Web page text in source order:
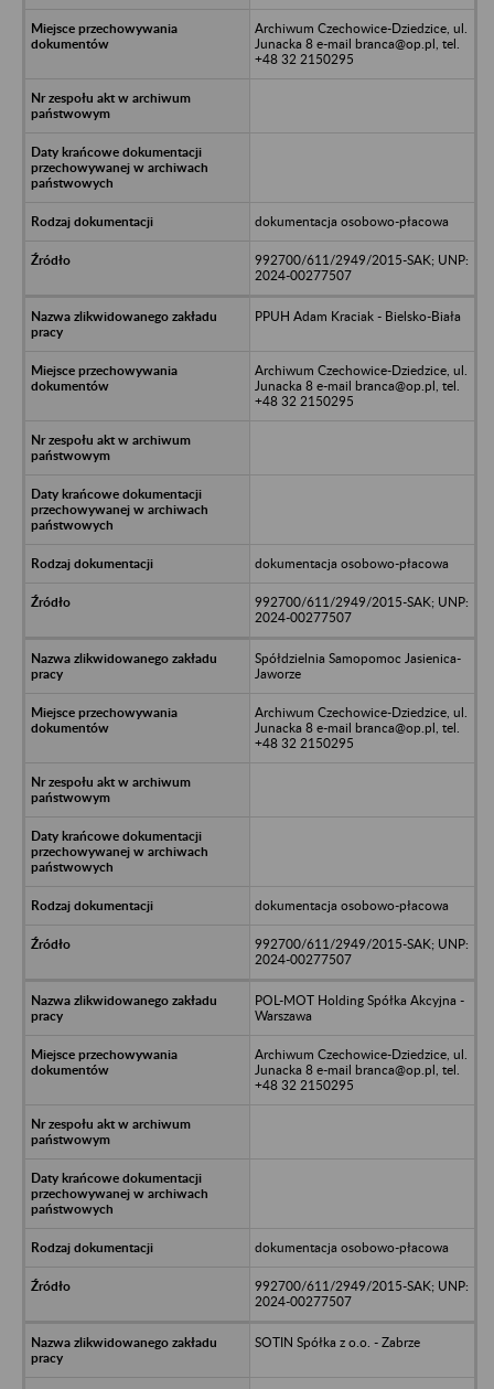
Archiwum Czechowice-Dziedzice, ul.
Junacka 8 e-mail branca@op.pl, tel.
+48 32 2150295
dokumentacja osobowo-płacowa
992700/611/2949/2015-SAK; UNP:
2024-00277507
PPUH Adam Kraciak - Bielsko-Biała
Archiwum Czechowice-Dziedzice, ul.
Junacka 8 e-mail branca@op.pl, tel.
+48 32 2150295
dokumentacja osobowo-płacowa
992700/611/2949/2015-SAK; UNP:
2024-00277507
Spółdzielnia Samopomoc Jasienica-
Jaworze
Archiwum Czechowice-Dziedzice, ul.
Junacka 8 e-mail branca@op.pl, tel.
+48 32 2150295
dokumentacja osobowo-płacowa
992700/611/2949/2015-SAK; UNP:
2024-00277507
POL-MOT Holding Spółka Akcyjna -
Warszawa
Archiwum Czechowice-Dziedzice, ul.
Junacka 8 e-mail branca@op.pl, tel.
+48 32 2150295
dokumentacja osobowo-płacowa
992700/611/2949/2015-SAK; UNP:
2024-00277507
SOTIN Spółka z o.o. - Zabrze